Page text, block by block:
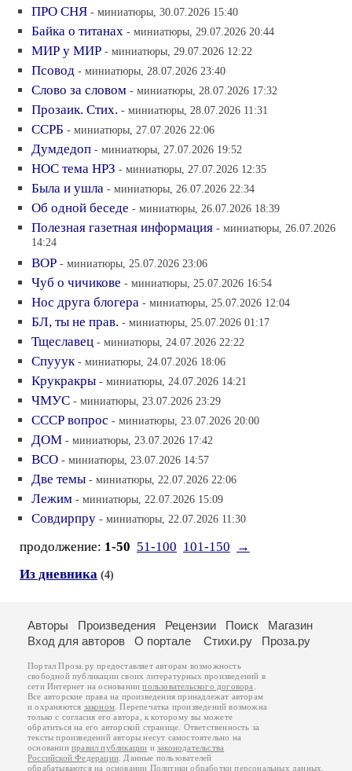
ПРО СНЯ - миниатюры, 30.07.2026 15:40
Байка о титанах - миниатюры, 29.07.2026 20:44
МИР у МИР - миниатюры, 29.07.2026 12:22
Псовод - миниатюры, 28.07.2026 23:40
Слово за словом - миниатюры, 28.07.2026 17:32
Прозаик. Стих. - миниатюры, 28.07.2026 11:31
ССРБ - миниатюры, 27.07.2026 22:06
Думдедоп - миниатюры, 27.07.2026 19:52
НОС тема НРЗ - миниатюры, 27.07.2026 12:35
Была и ушла - миниатюры, 26.07.2026 22:34
Об одной беседе - миниатюры, 26.07.2026 18:39
Полезная газетная информация - миниатюры, 26.07.2026
14:24
ВОР - миниатюры, 25.07.2026 23:06
Чуб о чичикове - миниатюры, 25.07.2026 16:54
Нос друга блогера - миниатюры, 25.07.2026 12:04
БЛ, ты не прав. - миниатюры, 25.07.2026 01:17
Тщеславец - миниатюры, 24.07.2026 22:22
Спууук - миниатюры, 24.07.2026 18:06
Крукракры - миниатюры, 24.07.2026 14:21
ЧМУС - миниатюры, 23.07.2026 23:29
СССР вопрос - миниатюры, 23.07.2026 20:00
ДОМ - миниатюры, 23.07.2026 17:42
ВСО - миниатюры, 23.07.2026 14:57
Две темы - миниатюры, 22.07.2026 22:06
Лежим - миниатюры, 22.07.2026 15:09
Совдирпру - миниатюры, 22.07.2026 11:30
продолжение: 1-50 51-100 101-150
→
Из дневника (4)
Авторы Произведения Рецензии Поиск
Магазин
Вход для авторов
О портале Стихи.ру Проза.ру
Портал Проза.ру предоставляет авторам возможность
свободной публикации своих литературных произведений в
сети Интернет на основаниипользовательского договора
Все авторские права на произведения принадлежат авторам
и охраняются законом . Перепечатка произведений возможна
только с согласия его автора, к которому вы можете
обратиться на его авторской странице. Ответственность за
тексты произведений авторы несут самостоятельно на
основанииправил публикации изаконодательства
Российской Федерации . Данные пользователей
обрабатываются на основании Политики обработки персональных данных